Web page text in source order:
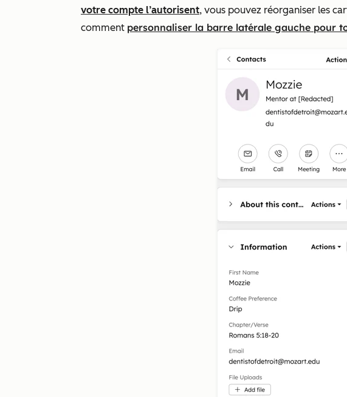
votre compte l’autorisent, vous pouvez réorganiser les
comment personnaliser la barre latérale gauche pour